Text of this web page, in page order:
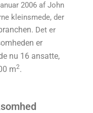
2006 af John
kleinsmede, der
Det er
er
nu 16 ansatte,
m2.